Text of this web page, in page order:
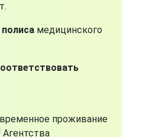
медицинского
проживание
Агентства